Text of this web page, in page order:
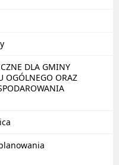
DLA GMINY
OGÓLNEGO ORAZ